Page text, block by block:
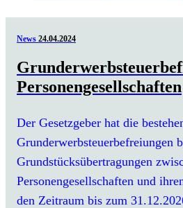
News 24.04.2024
Personengesellschaften
Der Gesetzgeber hat die
Grunderwerbsteuerbefreiungen
Grundstücksübertragungen
Personengesellschaften und
den Zeitraum bis zum